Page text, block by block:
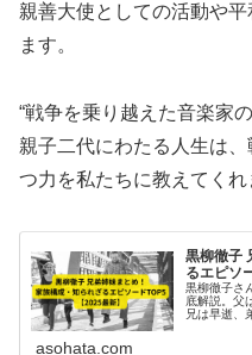
親善大使としての活動や
ます。
“戦争を乗り越えた音楽家
親子二代にわたる人生は
つ力を私たちに教えてくれ
黒柳徹子
るエピソ
黒柳徹子さ
底解説。父
兄は早逝、
asohata.com